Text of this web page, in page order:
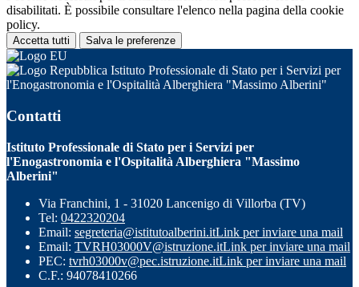
disabilitati. È possibile consultare l'elenco nella pagina della cookie
policy.
Accetta tutti Salva le preferenze
Istituto Professionale di Stato per i Servizi per
l'Enogastronomia e l'Ospitalità Alberghiera "Massimo Alberini"
Contatti
Istituto Professionale di Stato per i Servizi per
l'Enogastronomia e l'Ospitalità Alberghiera "Massimo
Alberini"
Via Franchini, 1 - 31020 Lancenigo di Villorba (TV)
Tel: 0422320204
Email: segreteria@istitutoalberini.itLink per inviare una mail
Email: TVRH03000V@istruzione.itLink per inviare una mail
PEC: tvrh03000v@pec.istruzione.itLink per inviare una mail
C.F.: 94078410266